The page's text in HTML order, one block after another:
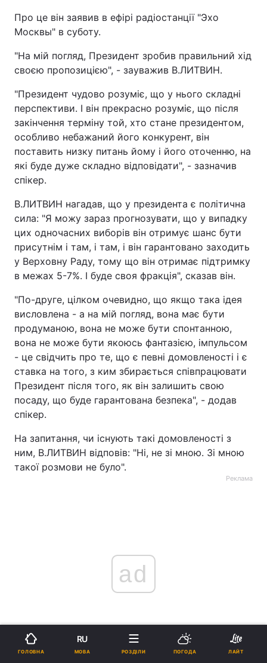
Про це він заявив в ефірі радіостанції "Эхо
Москвы" в суботу.
"На мій погляд, Президент зробив правильний хід
своєю пропозицією", - зауважив В.ЛИТВИН.
"Президент чудово розуміє, що у нього складні
перспективи. І він прекрасно розуміє, що після
закінчення терміну той, хто стане президентом,
особливо небажаний його конкурент, він
поставить низку питань йому і його оточенню, на
які буде дуже складно відповідати", - зазначив
спікер.
В.ЛИТВИН нагадав, що у президента є політична
сила: "Я можу зараз прогнозувати, що у випадку
цих одночасних виборів він отримує шанс бути
присутнім і там, і там, і він гарантовано заходить
у Верховну Раду, тому що він отримає підтримку
в межах 5-7%. І буде своя фракція", сказав він.
"По-друге, цілком очевидно, що якщо така ідея
висловлена - а на мій погляд, вона має бути
продуманою, вона не може бути спонтанною,
вона не може бути якоюсь фантазією, імпульсом
- це свідчить про те, що є певні домовленості і є
ставка на того, з ким збирається співпрацювати
Президент після того, як він залишить свою
посаду, що буде гарантована безпека", - додав
спікер.
На запитання, чи існують такі домовленості з
ним, В.ЛИТВИН відповів: "Ні, не зі мною. Зі мною
такої розмови не було".
Реклама
ad
ГОЛОВНА
RU
МОВА РОЗДІЛИ ПОГОДА ЛАЙТ